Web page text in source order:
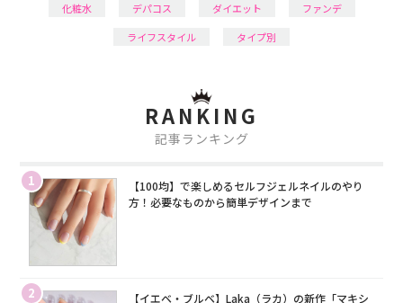
化粧水
デパコス ダイエット
ファンデ
ライフスタイル
タイプ別
RANKING
記事ランキング
1
【100均】で楽しめるセルフジェルネイルのやり
方！必要なものから簡単デザインまで
2 【イエベ・ブルベ】Laka（ラカ）の新作「マキシ